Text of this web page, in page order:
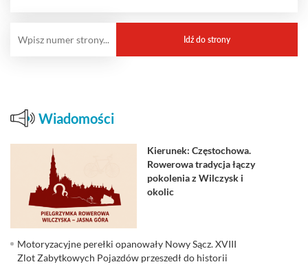
Wiadomości
Kierunek: Częstochowa.
Rowerowa tradycja łączy
pokolenia z Wilczysk i
okolic
Motoryzacyjne perełki opanowały Nowy Sącz. XVIII
Zlot Zabytkowych Pojazdów przeszedł do historii